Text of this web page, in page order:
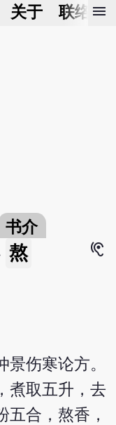
关于 联络我
menu
书介
熬
hearing
伤寒论方。
煮取五升，去
五合，熬香，